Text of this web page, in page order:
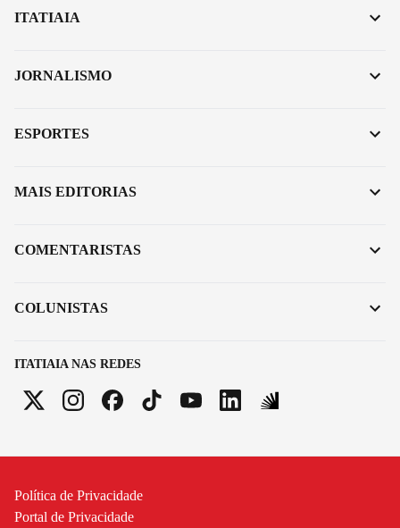
ITATIAIA NAS REDES
ITATIAIA
JORNALISMO
ESPORTES
MAIS EDITORIAS
COMENTARISTAS
COLUNISTAS
Política de Privacidade
Portal de Privacidade